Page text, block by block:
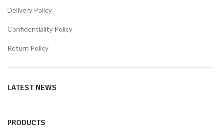
Delivery Policy
Confidentiality Policy
Return Policy
LATEST NEWS
PRODUCTS